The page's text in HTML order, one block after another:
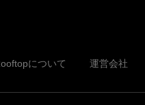
について 運営会社